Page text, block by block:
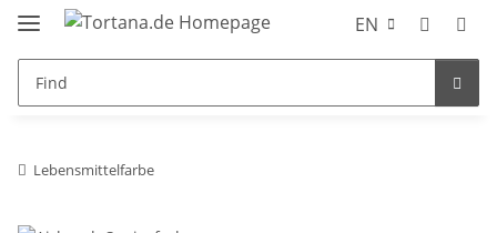
EN
Lebensmittelfarbe